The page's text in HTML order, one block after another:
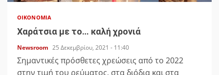
ΟΙΚΟΝΟΜΊΑ
Χαράτσια με το… καλή χρονιά
Newsroom 25 Δεκεμβρίου, 2021 - 11:40
Σημαντικές πρόσθετες χρεώσεις από το 2022
στην τιμή του ρεύματος, στα διόδια και στα